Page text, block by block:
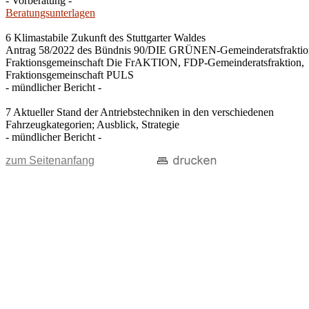
Beratungsunterlagen
6 Klimastabile Zukunft des Stuttgarter Waldes
Antrag 58/2022 des Bündnis 90/DIE GRÜNEN-
Fraktionsgemeinschaft Die FrAKTION, FDP-Gemeinderatsfraktion,
Fraktionsgemeinschaft PULS
- mündlicher Bericht -
7 Aktueller Stand der Antriebstechniken in den verschiedenen
Fahrzeugkategorien; Ausblick, Strategie
- mündlicher Bericht -
zum Seitenanfang